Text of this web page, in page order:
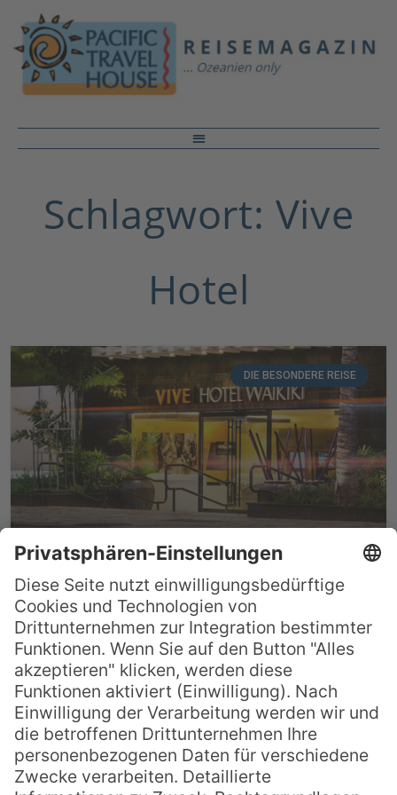
Schlagwort: Vive
Hotel
DIE BESONDERE REISE
Hoteltipp Oahu: Vive Hotel
Waikiki
Der Waikiki Beach in Honolulu gehört
ganz klar zu den berühmtesten Stränden
der Welt. Das ist auch kein Wunder, denn
im 19. Jahrhundert war der kilometerlange
Strand Rückzugsort der hawaiianischen